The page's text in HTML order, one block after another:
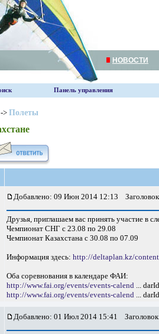
НОВОСТИ
Панель управления
>Полеты
Добавлено: 09 Июн 2014 12:13
Друзья, приглашаем вас принять участие в
Чемпионат СНГ с 23.08 по 29.08
Чемпионат Казахстана с 30.08 по 07.09
Информация здесь: http://deltaplan.kz/
Оба соревнования в календаре ФАИ:
http://www.fai.org/events/events-calend...
http://www.fai.org/events/events-calend...
Добавлено: 01 Июл 2014 15:41